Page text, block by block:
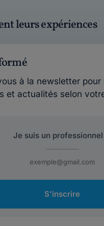
leurs expériences
à la newsletter pour
et actualités selon
S'inscrire